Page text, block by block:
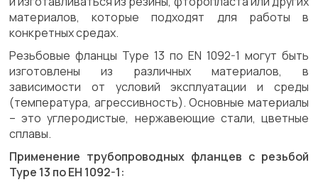
материалов, которые подходят для работы в
конкретных средах.
Резьбовые фланцы Type 13 по EN 1092-1 могут быть
изготовлены из различных материалов, в
зависимости от условий эксплуатации и среды
(температура, агрессивность). Основные материалы
– это углеродистые, нержавеющие стали, цветные
сплавы.
Применение трубопроводных фланцев с резьбой
Type 13 по ЕН 1092-1: